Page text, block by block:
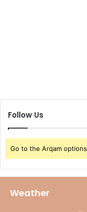
Follow Us
Go to the Arqam
Weather